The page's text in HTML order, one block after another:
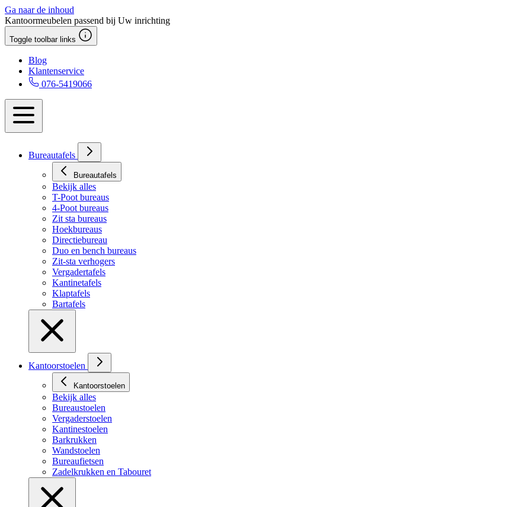
Ga naar de inhoud
Kantoormeubelen passend bij Uw inrichting
Toggle toolbar links
Blog
Klantenservice
076-5419066
Bureautafels
Bureautafels
Bekijk alles
T-Poot bureaus
4-Poot bureaus
Zit sta bureaus
Hoekbureaus
Directiebureau
Duo en bench bureaus
Zit-sta verhogers
Vergadertafels
Kantinetafels
Klaptafels
Bartafels
Kantoorstoelen
Kantoorstoelen
Bekijk alles
Bureaustoelen
Vergaderstoelen
Kantinestoelen
Barkrukken
Wandstoelen
Bureaufietsen
Zadelkrukken en Tabouret